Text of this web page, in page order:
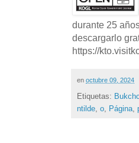
durante 25
descargarlo
https://
en octubre 09, 2024
Etiquetas:
ntilde o Página